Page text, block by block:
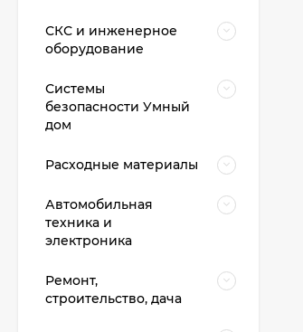
СКС и инженерное
оборудование
Системы
безопасности Умный
дом
Расходные материалы
Автомобильная
техника и
электроника
Ремонт,
строительство, дача